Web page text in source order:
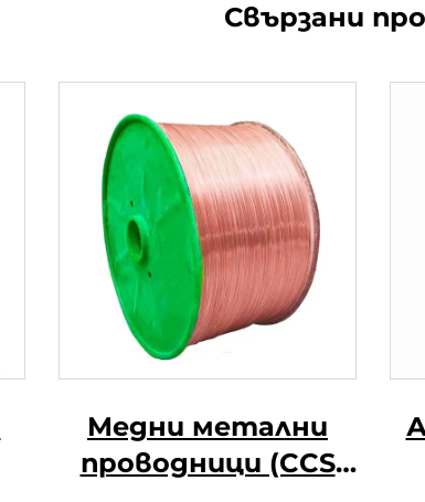
Свързани
Медни метални
проводници (CCS